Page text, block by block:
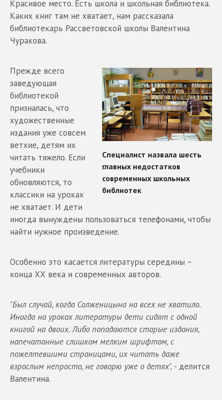
Красивое место. Есть школа и школьная библиотека.
Каких книг там не хватает, нам рассказала
библиотекарь Рассветовской школы Валентина
Чуракова.
Прежде всего
заведующая
библиотекой
призналась, что
художественные
издания уже совсем
ветхие, детям их
читать тяжело. Если
учебники
обновляются, то
классики на уроках
не хватает. И дети
иногда вынуждены пользоваться телефонами, чтобы
найти нужное произведение.
Особенно это касается литературы середины –
конца ХХ века и современных авторов.
"Был случай, когда Солженицына на всех не хватило.
Иногда на уроках литературы дети сидят с одной
книгой на двоих. Либо попадаются старые издания,
напечатанные слишком мелким шрифтом, с
пожелтевшими страницами, их читать даже
взрослым непросто, не говорю уже о детях", - делится
Валентина.